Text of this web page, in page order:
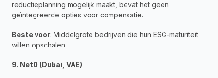
reductieplanning mogelijk maakt, bevat het geen
geïntegreerde opties voor compensatie.
Beste voor: Middelgrote bedrijven die hun ESG-maturiteit
willen opschalen.
9. Net0 (Dubai, VAE)